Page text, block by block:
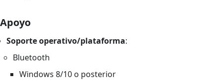
Apoyo
Soporte operativo/plataforma:
Bluetooth
Windows 8/10 o posterior